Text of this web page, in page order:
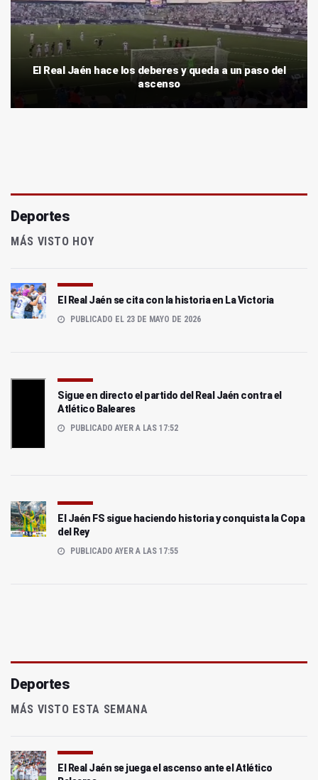
El Real Jaén hace los deberes y queda a un paso del
ascenso
Deportes
MÁS VISTO HOY
El Real Jaén se cita con la historia en La Victoria
PUBLICADO EL 23 DE MAYO DE 2026
Sigue en directo el partido del Real Jaén contra el
Atlético Baleares
PUBLICADO AYER A LAS 17:52
El Jaén FS sigue haciendo historia y conquista la Copa
del Rey
PUBLICADO AYER A LAS 17:55
Deportes
MÁS VISTO ESTA SEMANA
El Real Jaén se juega el ascenso ante el Atlético